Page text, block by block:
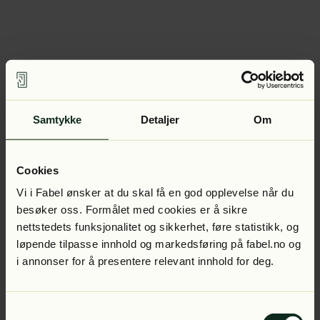
Samtykke Detaljer Om
Cookies
Vi i Fabel ønsker at du skal få en god opplevelse når du
besøker oss. Formålet med cookies er å sikre
nettstedets funksjonalitet og sikkerhet, føre statistikk, og
løpende tilpasse innhold og markedsføring på fabel.no og
i annonser for å presentere relevant innhold for deg.